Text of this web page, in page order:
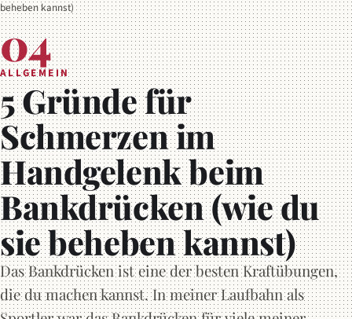
beheben kannst)
04
ALLGEMEIN
5 Gründe für
Schmerzen im
Handgelenk beim
Bankdrücken (wie du
sie beheben kannst)
Das Bankdrücken ist eine der besten Kraftübungen,
die du machen kannst. In meiner Laufbahn als